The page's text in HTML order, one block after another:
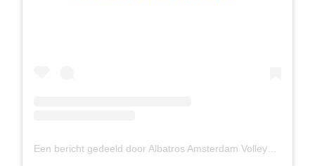
Een bericht gedeeld door Albatros Amsterdam Volleybal (@albavolley)